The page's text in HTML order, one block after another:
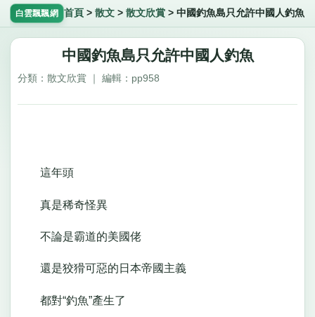
白雲飄飄網 首頁 > 散文> 散文欣賞> 中國釣魚島只允許中國人釣魚
中國釣魚島只允許中國人釣魚
分類：散文欣賞 ｜ 編輯：pp958
這年頭
真是稀奇怪異
不論是霸道的美國佬
還是狡猾可惡的日本帝國主義
都對“釣魚”產生了